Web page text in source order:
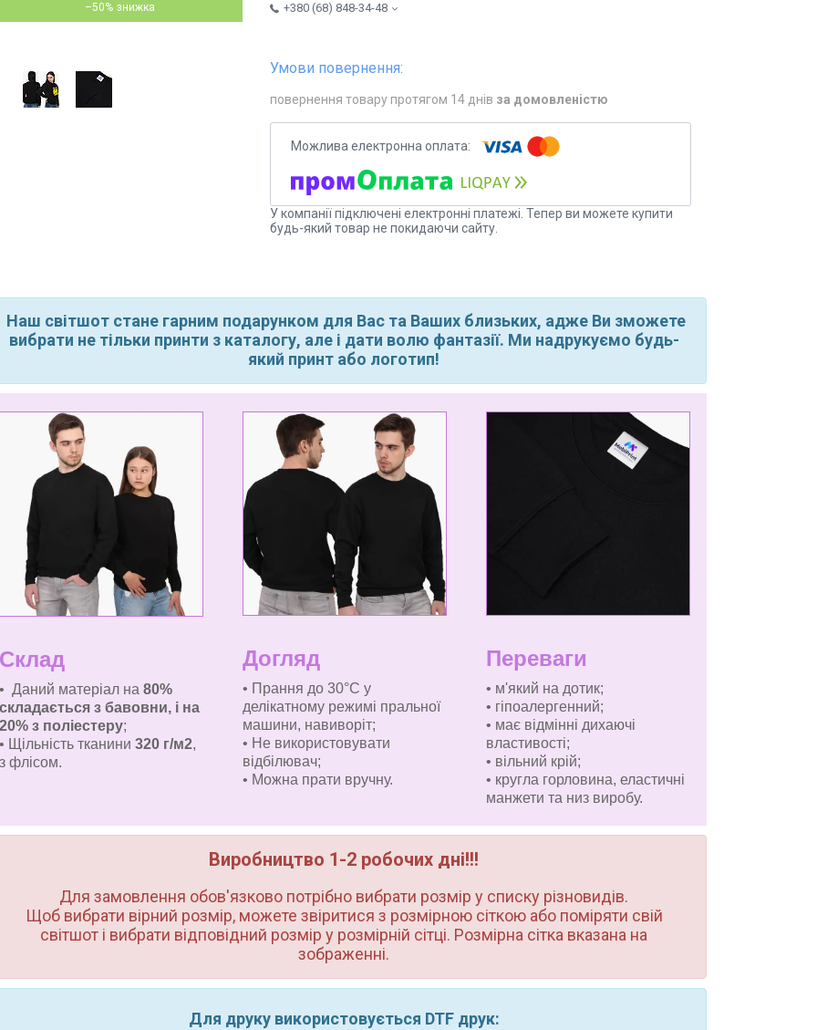
–50% +380 (68) 848-34-48
повернення товару протягом 14 днів за домовленістю
У компанії підключені електронні платежі. Тепер ви можете купити
будь-який товар не покидаючи сайту.
Наш світшот стане гарним подарунком для Вас та Ваших близьких, адже Ви зможете
вибрати не тільки принти з каталогу, але і дати волю фантазії. Ми надрукуємо будь-
який принт або логотип!
Склад
• Даний матеріал на 80%
складається з бавовни, і на
20% з поліестеру;
• Щільність тканини 320 г/м2,
з флісом.
Догляд
• Прання до 30°C у
делікатному режимі пральної
машини, навиворіт;
• Не використовувати
відбілювач;
• Можна прати вручну.
Переваги
• м'який на дотик;
• гіпоалергенний;
• має відмінні дихаючі
властивості;
• вільний крій;
• кругла горловина, еластичні
манжети та низ виробу.
Виробництво 1-2 робочих дні!!!
Для замовлення обов'язково потрібно вибрати розмір у списку різновидів.
Щоб вибрати вірний розмір, можете звіритися з розмірною сіткою або поміряти свій
світшот і вибрати відповідний розмір у розмірній сітці. Розмірна сітка вказана на
зображенні.
Для друку використовується DTF друк: